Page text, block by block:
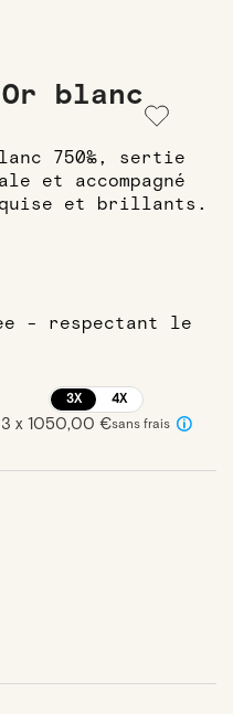
blanc
750‰, sertie
et accompagné
et brillants.
- respectant le
3X 4X
3 x 1050,00 €sans frais